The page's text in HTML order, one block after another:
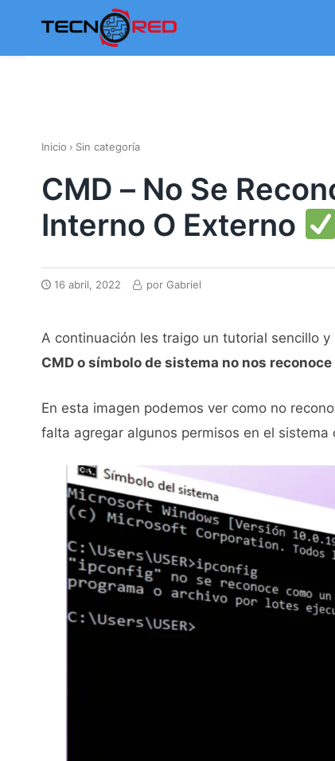
Inicio › Sin categoría
CMD – No Se
Interno O Externo
16 abril, 2022 por Gabriel
A continuación les traigo un tutorial sencillo
CMD o símbolo de sistema no nos
En esta imagen podemos ver como no
falta agregar algunos permisos en el sistema